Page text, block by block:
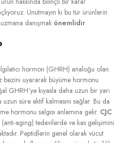
Unutmayın ki bu tür ürünlerin
danışmak önemlidir.
hormon (GHRH) analoğu olan
bezini uyararak büyüme hormonu
GHRH’ye kıyasla daha uzun bir yarı
süre aktif kalmasını sağlar. Bu da
hormonu salgısı anlamına gelir. CJC
(anti-aging) tedavilerde ve kas gelişimini
Peptidlerin genel olarak vücut